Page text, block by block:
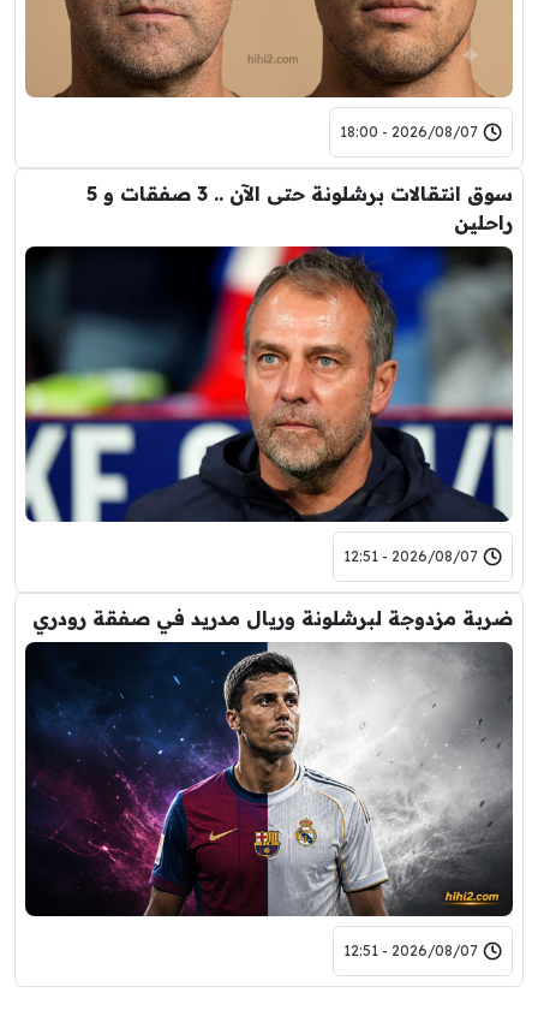
2026/08/07 - 18:00
سوق انتقالات برشلونة حتى الآن .. 3 صفقات و 5
راحلين
2026/08/07 - 12:51
ضربة مزدوجة لبرشلونة وريال مدريد في صفقة رودري
2026/08/07 - 12:51